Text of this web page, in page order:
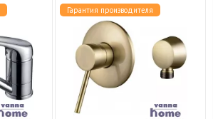
Гарантия производителя